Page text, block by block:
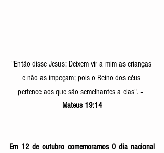
"Então disse Jesus: Deixem vir a mim as crianças
e não as impeçam; pois o Reino dos céus
pertence aos que são semelhantes a elas". –
Mateus 19:14
Em 12 de outubro comemoramos O dia nacional